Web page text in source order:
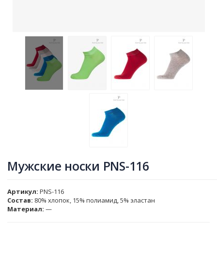
Мужские носки PNS-116
Артикул PNS-116
Состав: 80% хлопок, 15% полиамид, 5% эластан
Материал: —